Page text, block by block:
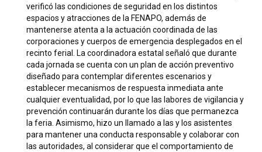
verificó las condiciones de seguridad en los distintos
espacios y atracciones de la FENAPO, además de
mantenerse atenta a la actuación coordinada de las
corporaciones y cuerpos de emergencia desplegados en el
recinto ferial. La coordinadora estatal señaló que durante
cada jornada se cuenta con un plan de acción preventivo
diseñado para contemplar diferentes escenarios y
establecer mecanismos de respuesta inmediata ante
cualquier eventualidad, por lo que las labores de vigilancia y
prevención continuarán durante los días que permanezca
la feria. Asimismo, hizo un llamado a las y los asistentes
para mantener una conducta responsable y colaborar con
las autoridades, al considerar que el comportamiento de